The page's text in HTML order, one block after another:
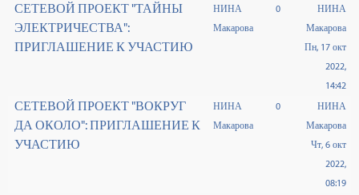
СЕТЕВОЙ ПРОЕКТ "ТАЙНЫ
ЭЛЕКТРИЧЕСТВА":
ПРИГЛАШЕНИЕ К УЧАСТИЮ
НИНА
Макарова
0
НИНА
Макарова
Пн, 17 окт
2022,
14:42
СЕТЕВОЙ ПРОЕКТ "ВОКРУГ
ДА ОКОЛО": ПРИГЛАШЕНИЕ К
УЧАСТИЮ
НИНА
Макарова
0
НИНА
Макарова
Чт, 6 окт
2022,
08:19